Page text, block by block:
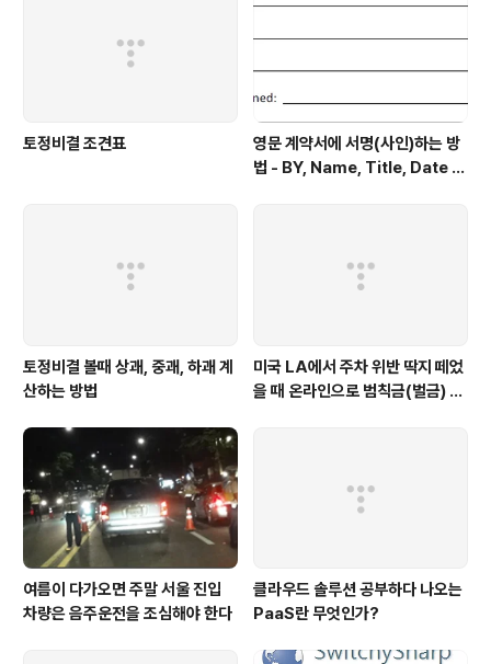
토정비결 조견표
영문 계약서에 서명(사인)하는 방
법 - BY, Name, Title, Date Si
토정비결 볼때 상괘, 중괘, 하괘 계
산하는 방법
미국 LA에서 주차 위반 딱지 떼었
을 때 온라인으로 범칙금(벌금) 내
여름이 다가오면 주말 서울 진입
차량은 음주운전을 조심해야 한다
클라우드 솔루션 공부하다 나오는
PaaS란 무엇인가?